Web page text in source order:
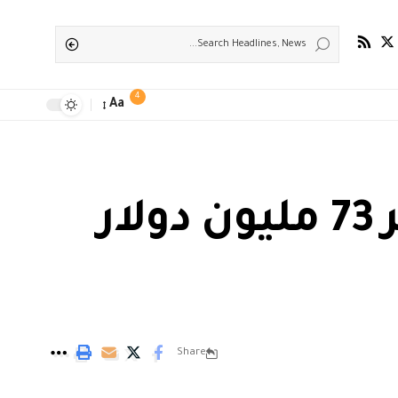
4
Aa
منصة ترامب للتواصل الاجتماعي تخسر 73 مليون دولار
Share